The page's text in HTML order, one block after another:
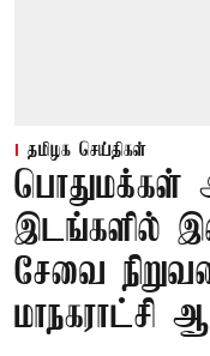
தமிழக செய்திகள்
பொதுமக்கள்
இடங்களில்
சேவை